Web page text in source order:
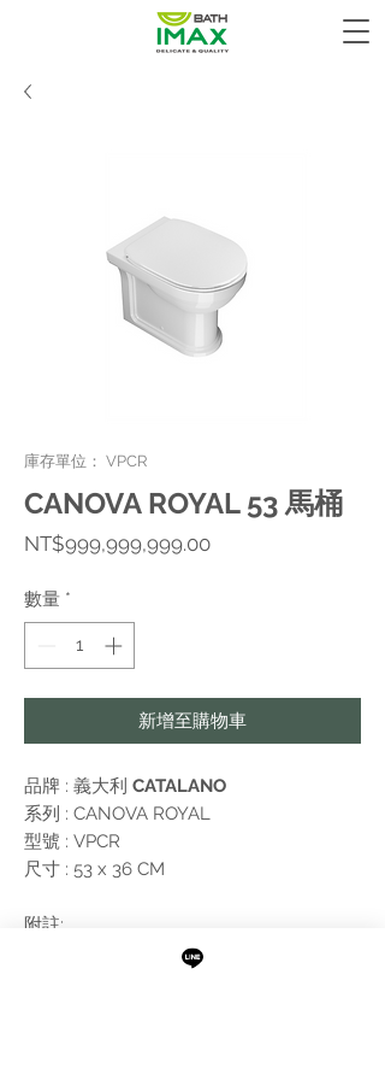
庫存單位： VPCR
CANOVA ROYAL 53 馬桶
NT$999,999,999.00價
數量 *
新增至購物車
品牌 : 義大利 CATALANO
系列 : CANOVA ROYAL
型號 : VPCR
尺寸 : 53 x 36 CM
附註: